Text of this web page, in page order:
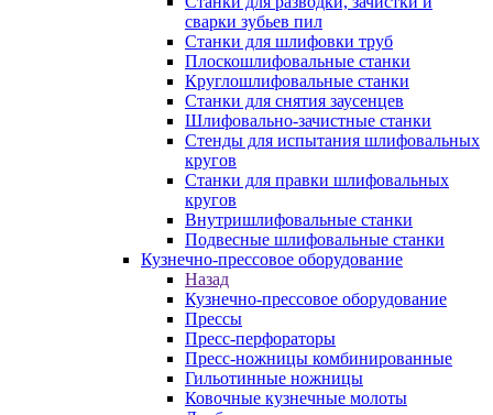
сварки зубьев пил
Станки для шлифовки труб
Плоскошлифовальные станки
Круглошлифовальные станки
Станки для снятия заусенцев
Шлифовально-зачистные станки
Стенды для испытания шлифовальных
кругов
Станки для правки шлифовальных
кругов
Внутришлифовальные станки
Подвесные шлифовальные станки
Кузнечно-прессовое оборудование
Назад
Кузнечно-прессовое оборудование
Прессы
Пресс-перфораторы
Пресс-ножницы комбинированные
Гильотинные ножницы
Ковочные кузнечные молоты